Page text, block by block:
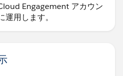
Engagement アカウン
運用します。